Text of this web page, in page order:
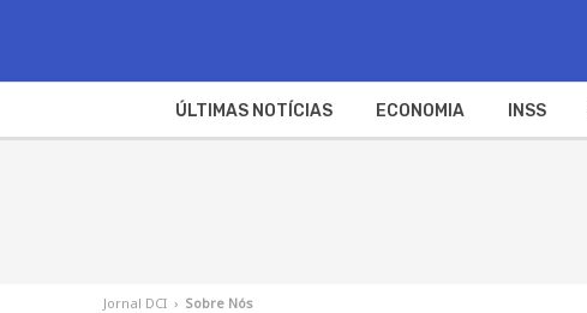
ÚLTIMAS NOTÍCIAS ECONOMIA INSS
Jornal DCI › Sobre Nós